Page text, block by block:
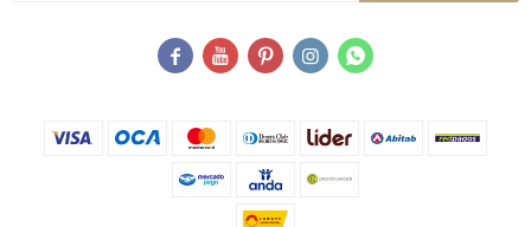
    